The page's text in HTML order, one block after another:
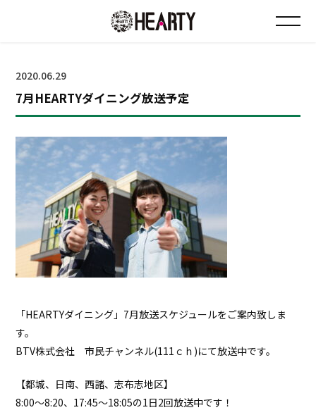
チラシ情報
店舗について
会社について
採用について
Instagram
2020.06.29
7月HEARTYダイニング放送予定
「HEARTYダイニング」7月放送スケジュールをご案内致しま
す。
BTV株式会社 市民チャンネル(111ｃｈ)にて放送中です。
【都城、日南、西諸、志布志地区】
8:00～8:20、17:45～18:05の1日2回放送中です！